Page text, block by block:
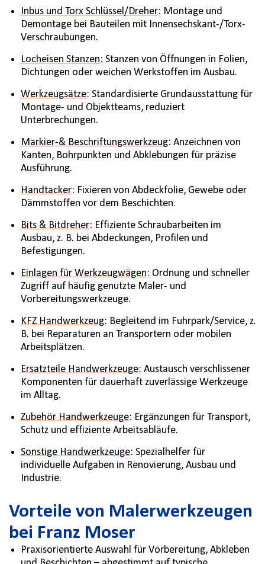
Inbus und Torx Schlüssel/Dreher: Montage und
Demontage bei Bauteilen mit Innensechskant-/Torx-
Verschraubungen.
Locheisen Stanzen: Stanzen von Öffnungen in Folien,
Dichtungen oder weichen Werkstoffen im Ausbau.
Werkzeugsätze: Standardisierte Grundausstattung für
Montage- und Objektteams, reduziert
Unterbrechungen.
Markier-& Beschriftungswerkzeug: Anzeichnen von
Kanten, Bohrpunkten und Abklebungen für präzise
Ausführung.
Handtacker: Fixieren von Abdeckfolie, Gewebe oder
Dämmstoffen vor dem Beschichten.
Bits & Bitdreher: Effiziente Schraubarbeiten im
Ausbau, z. B. bei Abdeckungen, Profilen und
Befestigungen.
Einlagen für Werkzeugwägen: Ordnung und schneller
Zugriff auf häufig genutzte Maler- und
Vorbereitungswerkzeuge.
KFZ Handwerkzeug: Begleitend im Fuhrpark/Service, z.
B. bei Reparaturen an Transportern oder mobilen
Arbeitsplätzen.
Ersatzteile Handwerkzeuge: Austausch verschlissener
Komponenten für dauerhaft zuverlässige Werkzeuge
im Alltag.
Zubehör Handwerkzeuge: Ergänzungen für Transport,
Schutz und effiziente Arbeitsabläufe.
Sonstige Handwerkzeuge: Spezialhelfer für
individuelle Aufgaben in Renovierung, Ausbau und
Industrie.
Vorteile von Malerwerkzeugen
bei Franz Moser
Praxisorientierte Auswahl für Vorbereitung, Abkleben